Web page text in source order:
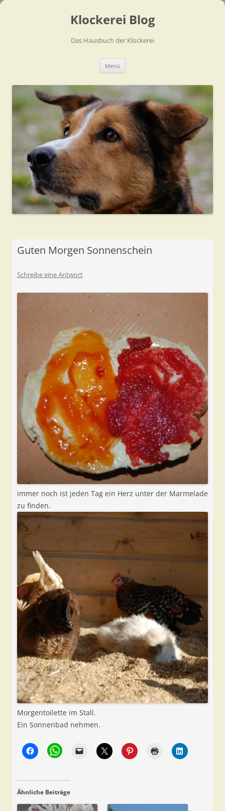
Klockerei Blog
Das Hausbuch der Klockerei
Menü
Guten Morgen Sonnenschein
Schreibe eine Antwort
immer noch ist jeden Tag ein Herz unter der Marmelade
zu finden.
Morgentoilette im Stall.
Ein Sonnenbad nehmen.
Ähnliche Beiträge